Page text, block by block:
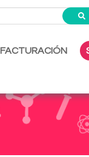
FACTURACIÓN